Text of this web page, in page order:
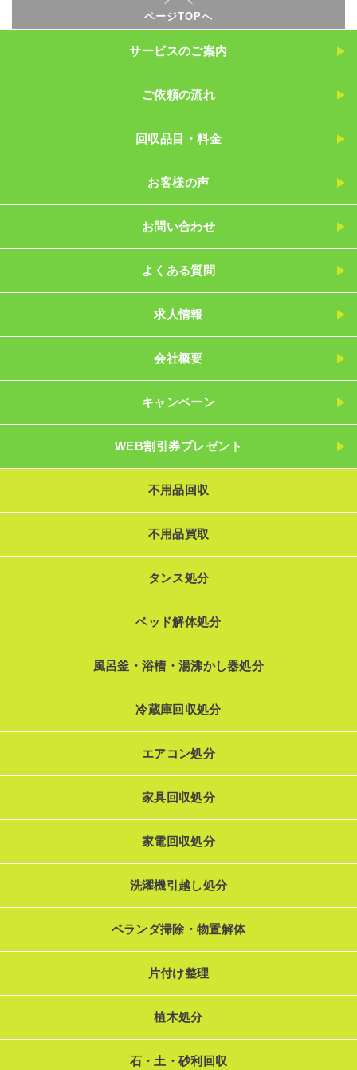
ページTOPへ
サービスのご案内
ご依頼の流れ
回収品目・料金
お客様の声
お問い合わせ
よくある質問
求人情報
会社概要
キャンペーン
WEB割引券プレゼント
不用品回収
不用品買取
タンス処分
ベッド解体処分
風呂釜・浴槽・湯沸かし器処分
冷蔵庫回収処分
エアコン処分
家具回収処分
家電回収処分
洗濯機引越し処分
ベランダ掃除・物置解体
片付け整理
植木処分
石・土・砂利回収